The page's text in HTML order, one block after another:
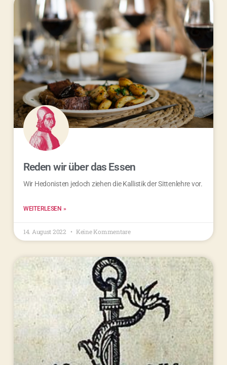
Reden wir über das Essen
Wir Hedonisten jedoch ziehen die Kallistik der Sittenlehre vor.
WEITERLESEN »
14. August 2022 Keine Kommentare